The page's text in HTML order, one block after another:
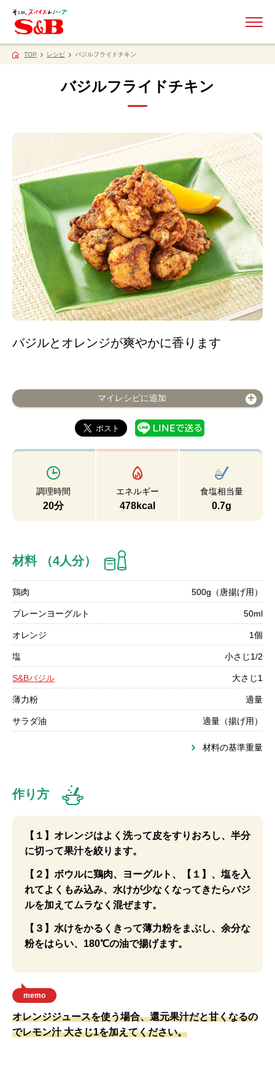
TOP レシピ バジルフライドチキン
バジルフライドチキン
バジルとオレンジが爽やかに香ります
マイレシピに追加
調理時間
20分
エネルギー
478kcal
食塩相当量
0.7g
材料 （4人分）
鶏肉 500g（唐揚げ用）
プレーンヨーグルト 50ml
オレンジ 1個
塩 小さじ1/2
S&Bバジル 大さじ1
薄力粉 適量
サラダ油 適量（揚げ用）
材料の基準重量
作り方
【１】オレンジはよく洗って皮をすりおろし、半分
に切って果汁を絞ります。
【２】ボウルに鶏肉、ヨーグルト、【１】、塩を入
れてよくもみ込み、水けが少なくなってきたらバジ
ルを加えてムラなく混ぜます。
【３】水けをかるくきって薄力粉をまぶし、余分な
粉をはらい、180℃の油で揚げます。
memo
オレンジジュースを使う場合、還元果汁だと甘くなるの
でレモン汁 大さじ1を加えてください。